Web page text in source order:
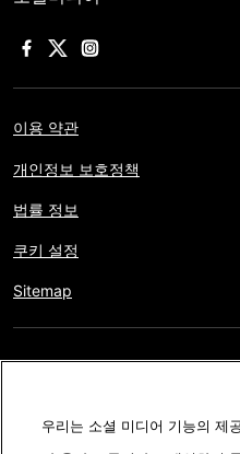
이용 약관
개인정보 보호정책
법률 정보
쿠키 설정
Sitemap
AFP와 계약 없이 저작물의 일부
우리는 소셜 미디어 기능의 제